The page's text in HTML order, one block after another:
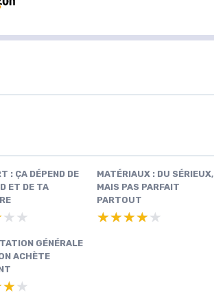
: ÇA DÉPEND DE
ET DE TA
MATÉRIAUX : DU SÉRIEUX,
MAIS PAS PARFAIT
PARTOUT
★★★★★
★★★★★
GÉNÉRALE
ACHÈTE